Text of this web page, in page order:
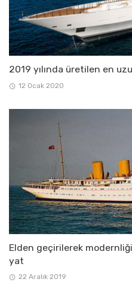
2019 yılında üretilen en
12 Ocak 2020
Elden geçirilerek
yat
22 Aralık 2019